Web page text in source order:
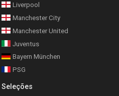
Liverpool
Manchester City
Manchester United
Juventus
Bayern München
PSG
Seleções